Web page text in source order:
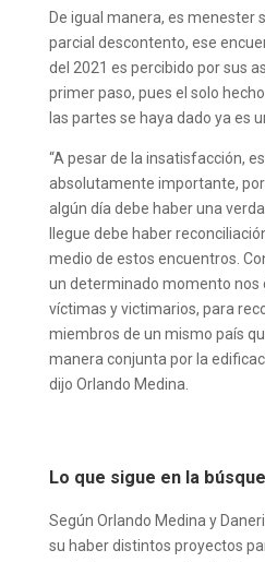
De igual manera, es menester
parcial descontento, ese
del 2021 es percibido por sus
primer paso, pues el solo
las partes se haya dado ya es
“A pesar de la insatisfacción,
absolutamente importante,
algún día debe haber una
llegue debe haber
medio de estos encuentros.
un determinado momento nos
víctimas y victimarios, para
miembros de un mismo país
manera conjunta por la
dijo Orlando Medina.
Lo que sigue en la
Según Orlando Medina y
su haber distintos proyectos